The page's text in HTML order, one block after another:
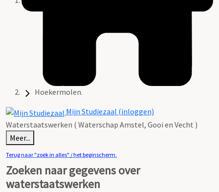
Hoekermolen.
Mijn Studiezaal (inloggen)
Waterstaatswerken ( Waterschap Amstel, Gooi en Vecht )
Meer...
Terug naar "zoek in alles" / het beginscherm.
Zoeken naar gegevens over
waterstaatswerken